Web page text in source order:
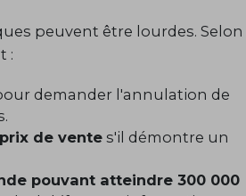
peuvent être lourdes. Selon
:
demander l'annulation de
de vente s'il démontre un
pouvant atteindre 300 000